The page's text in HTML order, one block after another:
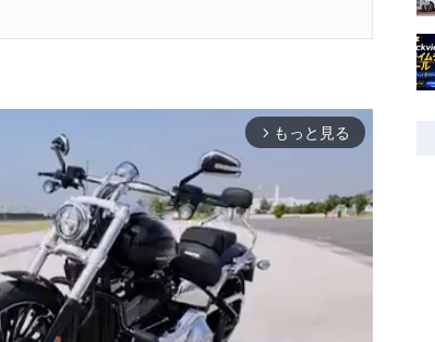
arrow_forward_ios もっと見る